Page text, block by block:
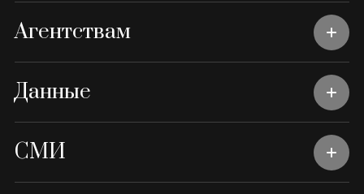
Агентствам
Данные
СМИ